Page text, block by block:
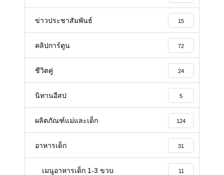
ข่าวประชาสัมพันธ์ 15
คลิปการ์ตูน 72
ชีวิตคู่ 24
นิทานอีสป 5
ผลิตภัณฑ์แม่และเด็ก 124
อาหารเด็ก 31
เมนูอาหารเด็ก 1-3 ขวบ 11